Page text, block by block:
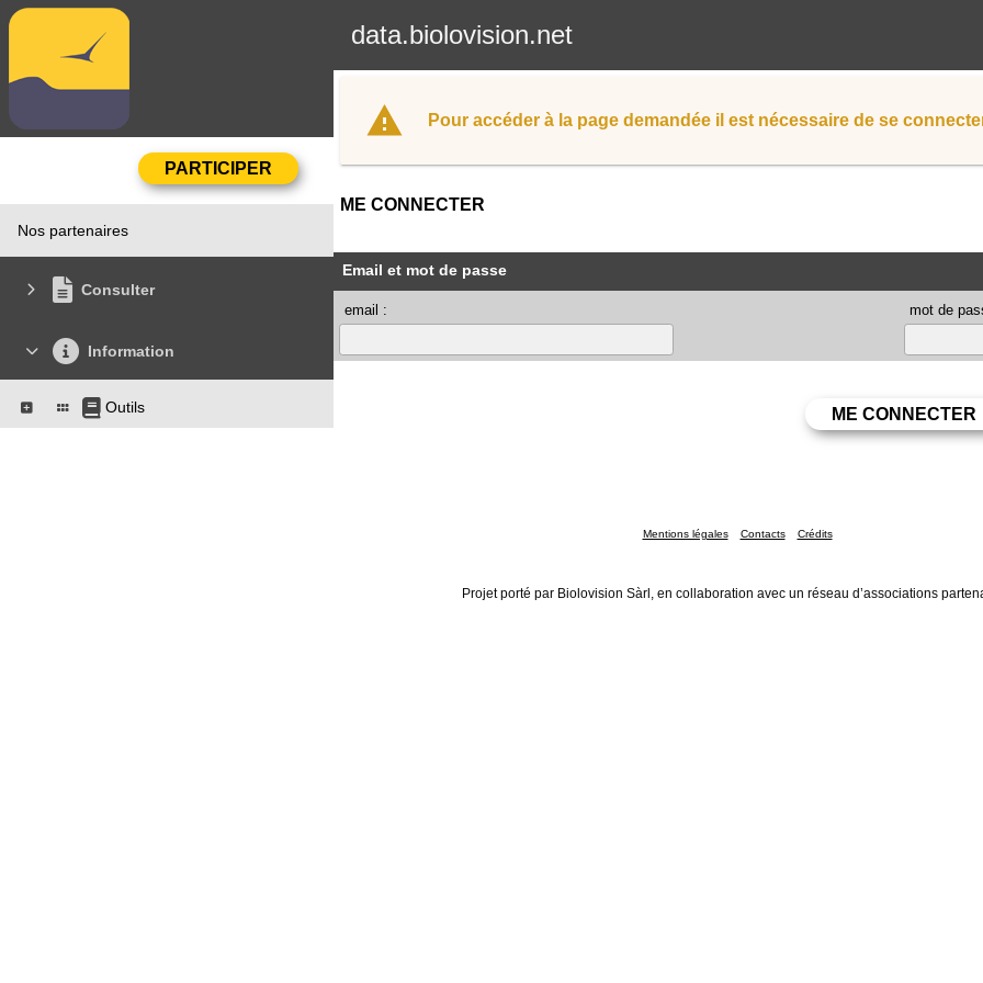
data.biolovision.net
Nos partenaires
Consulter
Information
Outils
Pour accéder à la page demandée il est nécessaire de se
ME CONNECTER
Email et mot de passe
email : mot de
Mentions légales Contacts Crédits
Projet porté par Biolovision Sàrl, en collaboration avec un réseau d’associations